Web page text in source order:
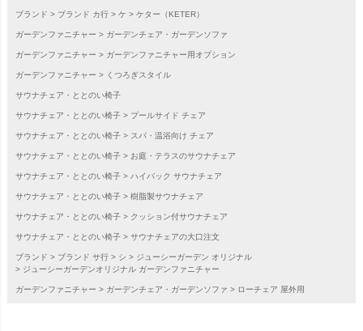
ブランド ブランド カ行 ケ ケター（KETER）
ガーデンファニチャー ガーデンチェア・ガーデンソファ
ガーデンファニチャー ガーデンファニチャー用オプション
ガーデンファニチャー くつろぎスタイル
サウナチェア・ととのい椅子
サウナチェア・ととのい椅子 プールサイド チェア
サウナチェア・ととのい椅子 スパ・温浴向け チェア
サウナチェア・ととのい椅子 お庭・テラスのサウナチェア
サウナチェア・ととのい椅子 ハイバック サウナチェア
サウナチェア・ととのい椅子 樹脂製サウナチェア
サウナチェア・ととのい椅子 クッション付サウナチェア
サウナチェア・ととのい椅子 サウナチェアの大口注文
ブランド ブランド サ行 シ
ジューシーガーデン オリジナル
ジューシーガーデンオリジナル ガーデンファニチャー
ガーデンファニチャー ガーデンチェア・ガーデンソファ ローチェア 屋外用